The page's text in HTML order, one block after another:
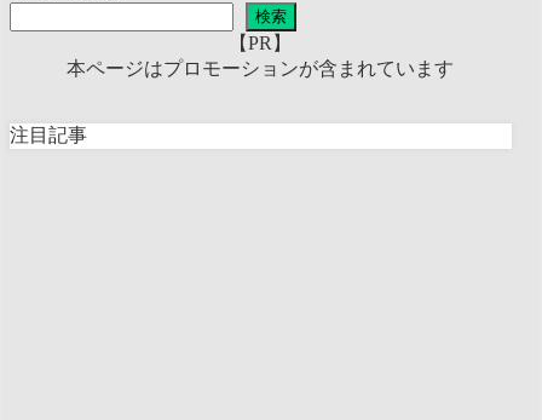
検索
【PR】
本ページはプロモーションが含まれています
注目記事